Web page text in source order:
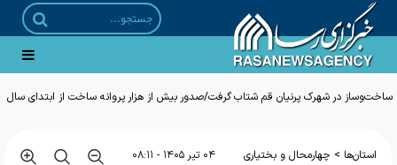
ساخت‌وساز در شهرک پرنیان قم شتاب گرفت/صدور بیش از هزار پروانه ساخت از ابتدای سال
استان‌ها > چهارمحال و بختیاری ۰۴ تير ۱۴۰۵ - ۰۸:۱۱